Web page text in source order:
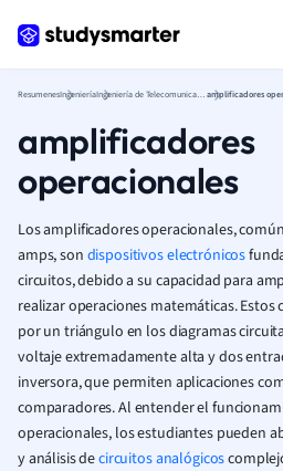
ResumenesIngeniería Ingeniería de Telecomunicaciones (Ingeniería)
amplificadores
operacionales
Los amplificadores operacionales,
amps, son dispositivos electrónicos
circuitos, debido a su capacidad para
realizar operaciones matemáticas.
por un triángulo en los diagramas
voltaje extremadamente alta y dos
inversora, que permiten aplicaciones
comparadores. Al entender el
operacionales, los estudiantes pueden
y análisis decircuitos analógicos